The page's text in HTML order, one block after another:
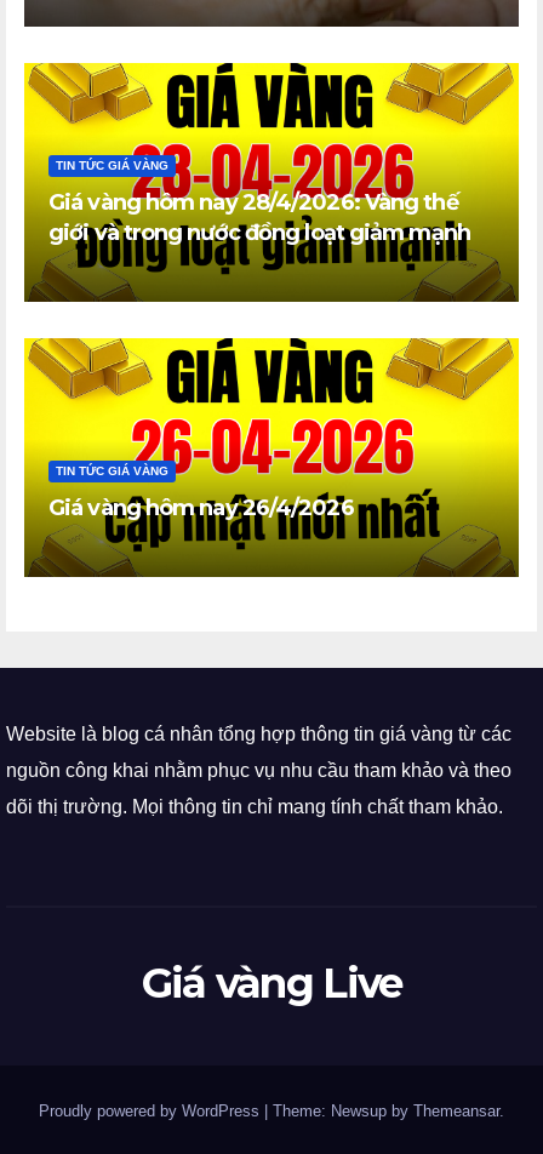
TIN TỨC GIÁ VÀNG
Giá vàng hôm nay 28/4/2026: Vàng thế
giới và trong nước đồng loạt giảm mạnh
TIN TỨC GIÁ VÀNG
Giá vàng hôm nay 26/4/2026
Website là blog cá nhân tổng hợp thông tin giá vàng từ các
nguồn công khai nhằm phục vụ nhu cầu tham khảo và theo
dõi thị trường. Mọi thông tin chỉ mang tính chất tham khảo.
Giá vàng Live
Proudly powered by WordPress Theme: Newsup by Themeansar.